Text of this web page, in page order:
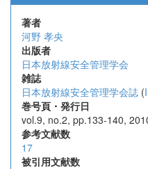
著者
河野 孝央
出版者
日本放射線安全管理学会
雑誌
日本放射線安全管理学会誌 (
巻号頁・発行日
vol.9, no.2, pp.133-140,
参考文献数
17
被引用文献数